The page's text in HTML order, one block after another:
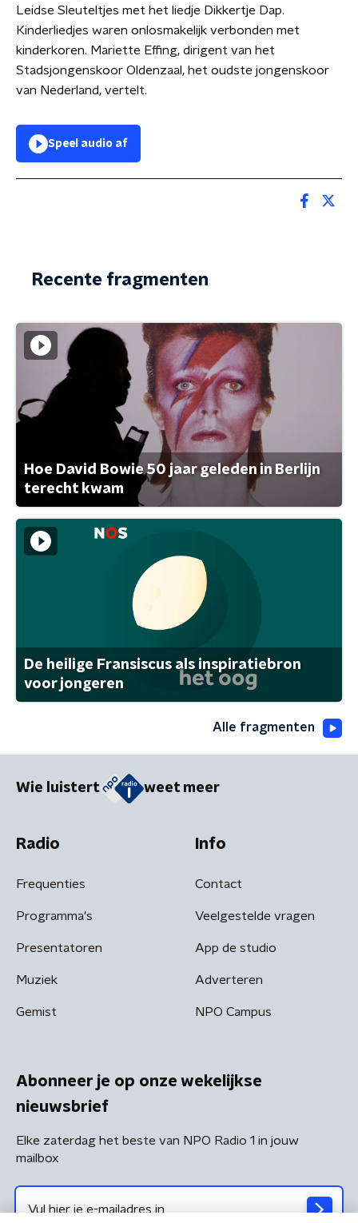
Leidse Sleuteltjes met het liedje Dikkertje Dap.
Kinderliedjes waren onlosmakelijk verbonden met
kinderkoren. Mariette Effing, dirigent van het
Stadsjongenskoor Oldenzaal, het oudste jongenskoor
van Nederland, vertelt.
Speel audio af
Recente fragmenten
Hoe David Bowie 50 jaar geleden in Berlijn
terecht kwam
De heilige Fransiscus als inspiratiebron
voor jongeren
Alle fragmenten
Wie luistert weet meer
Radio
Frequenties
Programma's
Presentatoren
Muziek
Gemist
Info
Contact
Veelgestelde vragen
App de studio
Adverteren
NPO Campus
Abonneer je op onze wekelijkse
nieuwsbrief
Elke zaterdag het beste van NPO Radio 1 in jouw
mailbox